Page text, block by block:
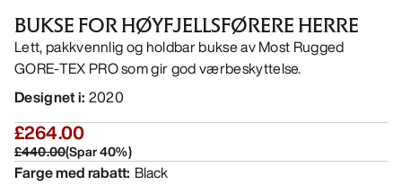
BUKSE FOR HØYFJELLSFØRERE HERRE
Lett, pakkvennlig og holdbar bukse av Most Rugged
GORE-TEX PRO som gir god værbeskyttelse.
Designet i: 2020
£264.00
£440.00(Spar40%)
Farge med rabatt: Black